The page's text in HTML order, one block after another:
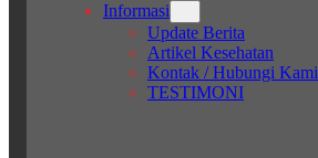
Informasi
Update Berita
Artikel Kesehatan
Kontak / Hubungi Kami
TESTIMONI